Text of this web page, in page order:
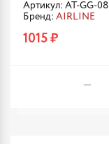
Артикул: AT-GG-08
Бренд: AIRLINE
1015 ₽